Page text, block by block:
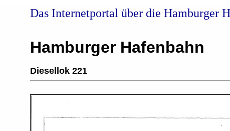
Das Internetportal über die Hamburger
Hamburger Hafenbahn
Diesellok 221